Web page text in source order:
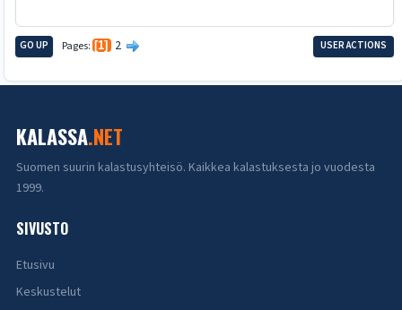
GO UP Pages 1 2 USER ACTIONS
KALASSA.NET
Suomen suurin kalastusyhteisö. Kaikkea kalastuksesta jo vuodesta
1999.
SIVUSTO
Etusivu
Keskustelut